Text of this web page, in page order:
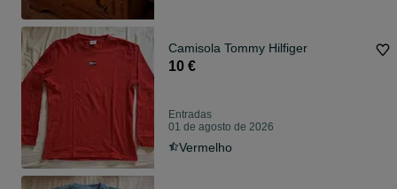
Camisola Tommy Hilfiger
10 €
Entradas
01 de agosto de 2026
Vermelho